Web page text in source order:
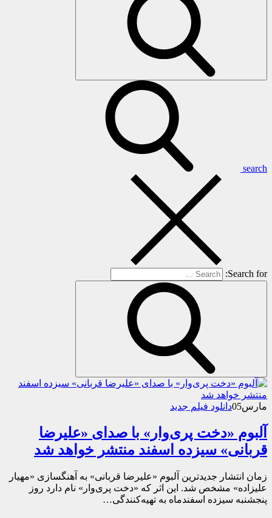
search
Search for:
مارس05دانلود فیلم جدید
آلبوم «دخت پری‌وار» با صدای «علیرضا
قربانی» سیزده اسفند منتشر خواهد شد
زمان انتشار جدیدترین آلبوم «علیرضا قربانی» به آهنگسازی «مهیار
علیزاده» مشخص شد. این اثر که «دخت پری‌وار» نام دارد روز
پنجشنبه سیزده اسفندماه به تهیه‌کنندگی…